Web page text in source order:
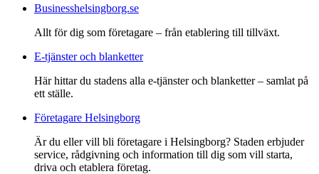
Businesshelsingborg.se
Allt för dig som företagare – från etablering till tillväxt.
E-tjänster och blanketter
Här hittar du stadens alla e-tjänster och blanketter – samlat på
ett ställe.
Företagare Helsingborg
Är du eller vill bli företagare i Helsingborg? Staden erbjuder
service, rådgivning och information till dig som vill starta,
driva och etablera företag.